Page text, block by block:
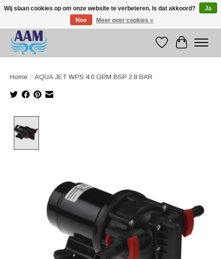
Competitive prices fast international delivery
Verlanglijst
Home / AQUA JET WPS 4.0 GPM BSP 2.8 BAR
Wij slaan cookies op om onze website te verbeteren. Is dat akkoord?
Ja
Nee
Meer over cookies »